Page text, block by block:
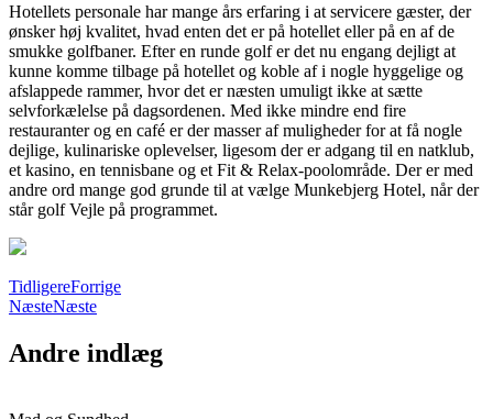
Hotellets personale har mange års erfaring i at servicere gæster, der
ønsker høj kvalitet, hvad enten det er på hotellet eller på en af de
smukke golfbaner. Efter en runde golf er det nu engang dejligt at
kunne komme tilbage på hotellet og koble af i nogle hyggelige og
afslappede rammer, hvor det er næsten umuligt ikke at sætte
selvforkælelse på dagsordenen. Med ikke mindre end fire
restauranter og en café er der masser af muligheder for at få nogle
dejlige, kulinariske oplevelser, ligesom der er adgang til en natklub,
et kasino, en tennisbane og et Fit & Relax-poolområde. Der er med
andre ord mange god grunde til at vælge Munkebjerg Hotel, når der
står golf Vejle på programmet.
TidligereForrige
NæsteNæste
Andre indlæg